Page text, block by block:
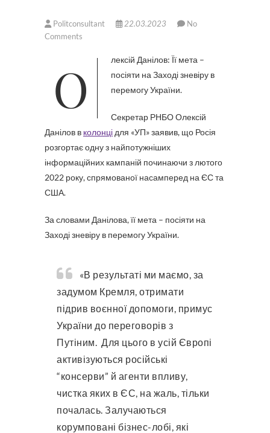
Politconsultant 22.03.2023
No
Comments
Олексій Данілов: Її мета –
посіяти на Заході зневіру в
перемогу України.
Секретар РНБО Олексій
Данілов в колонці для «УП» заявив, що Росія
розгортає одну з найпотужніших
інформаційних кампаній починаючи з лютого
2022 року, спрямованої насамперед на ЄС та
США.
За словами Данілова, її мета – посіяти на
Заході зневіру в перемогу України.
«В результаті ми маємо, за
задумом Кремля, отримати
підрив воєнної допомоги, примус
України до переговорів з
Путіним. Для цього в усій Європі
активізуються російські
“консерви” й агенти впливу,
чистка яких в ЄС, на жаль, тільки
почалась. Залучаються
корумповані бізнес-лобі, які